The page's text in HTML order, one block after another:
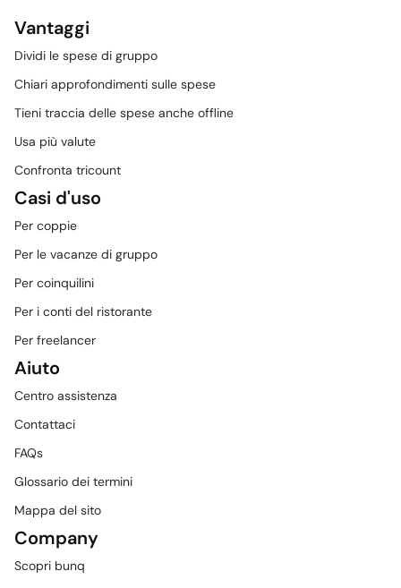
Vantaggi
Dividi le spese di gruppo
Chiari approfondimenti sulle spese
Tieni traccia delle spese anche offline
Usa più valute
Confronta tricount
Casi d'uso
Per coppie
Per le vacanze di gruppo
Per coinquilini
Per i conti del ristorante
Per freelancer
Aiuto
Centro assistenza
Contattaci
FAQs
Glossario dei termini
Mappa del sito
Company
Scopri bunq